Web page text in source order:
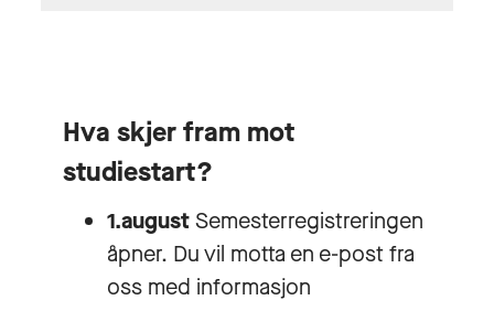
Hva skjer fram mot
studiestart?
1.augustSemesterregistreringen
åpner. Du vil motta en e-post fra
oss med informasjon